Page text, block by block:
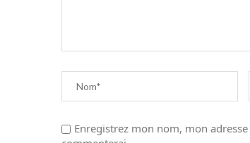
Enregistrez mon nom, mon